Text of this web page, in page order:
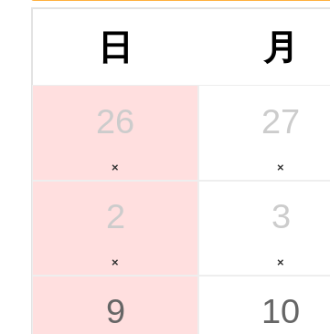
日 月
26
27
2 3
9 10